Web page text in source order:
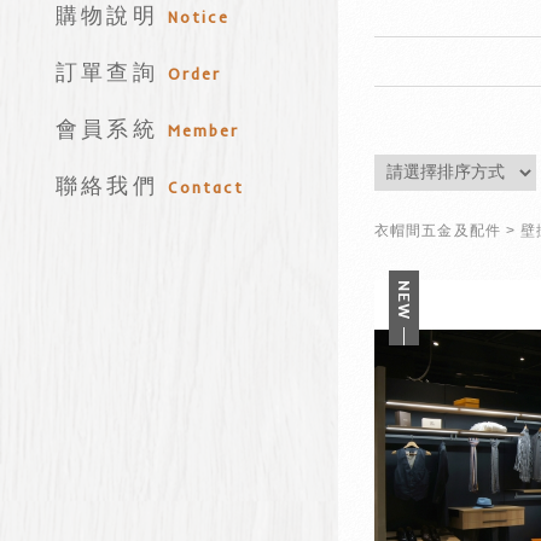
購物說明Notice
訂單查詢Order
會員系統Member
聯絡我們Contact
衣帽間五金及配件 壁